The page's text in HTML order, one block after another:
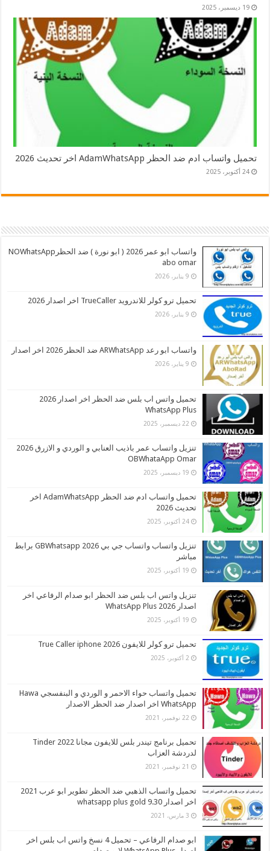
19 ديسمبر، 2025
تحميل واتساب ادم ضد الحظر AdamWhatsApp اخر تحديث 2026
24 أكتوبر، 2025
واتساب ابو عمر 2026 ( ابو نورة ) ضد الحظرNOWhatsApp
abo omar
9 يناير، 2026
تحميل ترو كولر للاندرويد TrueCaller اخر اصدار 2026
9 يناير، 2026
واتساب ابو رعد ARWhatsApp ضد الحظر 2026 اخر اصدار
9 يناير، 2026
تحميل واتس اب بلس ضد الحظر اخر اصدار 2026
WhatsApp Plus
22 ديسمبر، 2025
تنزيل واتساب عمر باذيب العنابي و الوردي و الازرق 2026
OBWhataApp Omar
19 ديسمبر، 2025
تحميل واتساب ادم ضد الحظر AdamWhatsApp اخر
تحديث 2026
24 أكتوبر، 2025
تنزيل واتساب واتساب جي بي 2026 GBWhatsapp برابط
مباشر
19 أكتوبر، 2025
تنزيل واتس اب بلس ضد الحظر ابو صدام الرفاعي اخر
اصدار 2026 WhatsApp Plus
19 أكتوبر، 2025
تحميل ترو كولر للايفون 2026 True Caller iphone
2 أكتوبر، 2025
تحميل واتساب حواء الاحمر و الوردي و البنفسجي Hawa
WhatsApp اخر اصدار ضد الحظر الاصدار
22 نوفمبر، 2021
تحميل برنامج تيندر بلس للايفون مجانا 2022 Tinder
لدردشة العزاب
21 نوفمبر، 2021
تحميل واتساب الذهبي ضد الحظر تطوير ابو عرب 2021
اخر اصدار whatsapp plus gold 9.30
3 مارس، 2021
ابو صدام الرفاعي – تحميل 4 نسخ واتس اب بلس اخر